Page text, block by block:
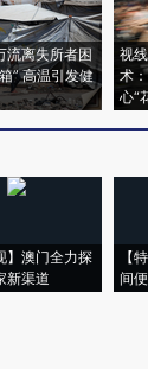
流离失所者困
” 高温引发健
视
术
心“
】澳门全力探
新渠道
【
间